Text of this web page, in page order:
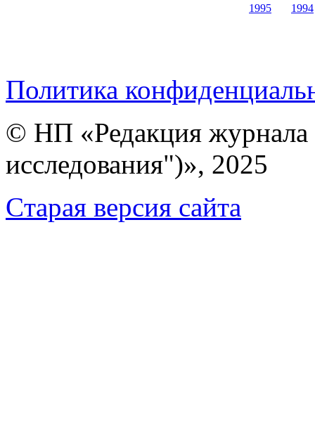
1995
1994
Политика
© НП «Редакция
исследования")», 2025
Cтарая версия сайта